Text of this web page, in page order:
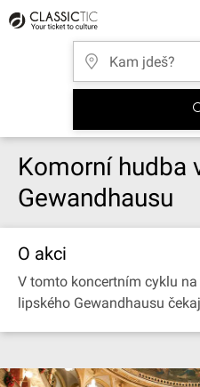
Komorní hudba
Gewandhausu
O akci
V tomto koncertním cyklu
lipského Gewandhausu